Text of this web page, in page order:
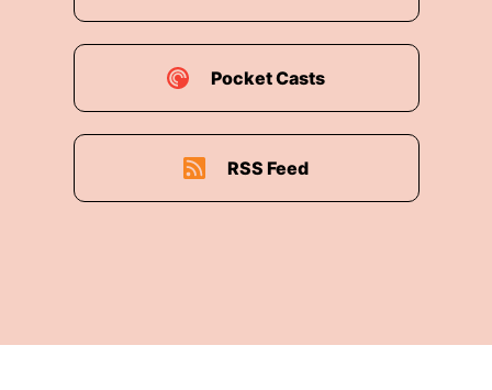
Pocket Casts
RSS Feed